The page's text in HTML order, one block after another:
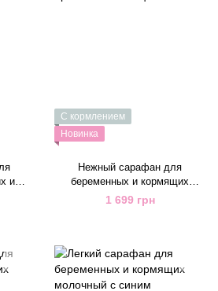
из
С кормлением
Новинка
Нежный сарафан для
беременных и кормящих
молочный с цветочным
принтом синего цвета
1 699 грн